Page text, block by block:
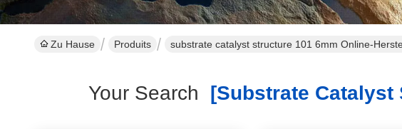
Zu Hause Produits substrate catalyst structure 101 6mm Online-
Your Search [substrate Catalyst